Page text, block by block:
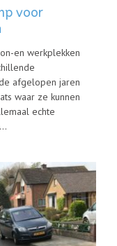
voor
en werkplekken
afgelopen jaren
waar ze kunnen
echte